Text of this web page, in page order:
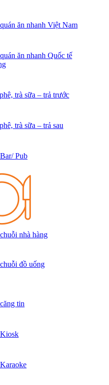
ăn nhanh Việt Nam
ăn nhanh Quốc tế
trà sữa – trả trước
trà sữa – trả sau
Pub
nhà hàng
đồ uống
tin